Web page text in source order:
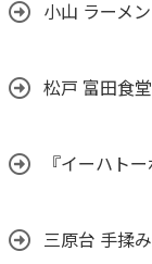
小山 ラーメ
松戸 富田食
『イーハト
三原台 手揉